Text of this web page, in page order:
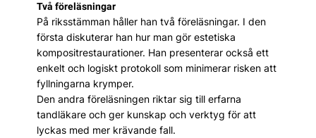
Två föreläsningar
På riksstämman håller han två föreläsningar. I den
första diskuterar han hur man gör estetiska
kompositrestaurationer. Han presenterar också ett
enkelt och logiskt protokoll som minimerar risken att
fyllningarna krymper.
Den andra föreläsningen riktar sig till erfarna
tandläkare och ger kunskap och verktyg för att
lyckas med mer krävande fall.